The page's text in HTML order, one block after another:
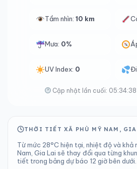
Tầm nhìn: 10 km
Mưa: 0%
UV Index: 0
Cập nhật lần cuối:
THỜI TIẾT XÃ PHÙ MỸ NAM,
Từ mức 28°C hiện tại, nhiệt độ và khả
Nam, Gia Lai sẽ thay đổi qua từng
tiết trong bảng dự báo 12 giờ bên dưới.